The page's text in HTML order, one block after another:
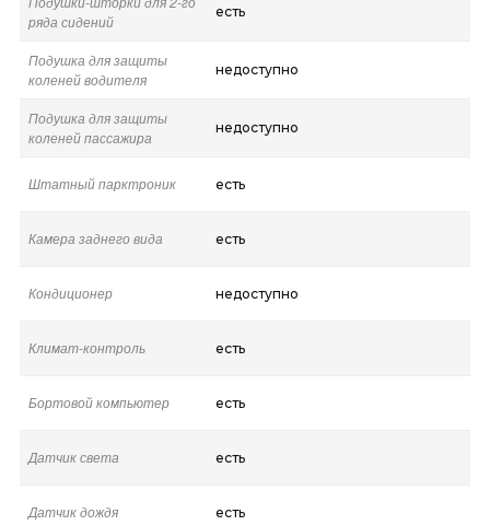
ряда сидений
есть
Подушка для защиты
коленей водителя
недоступно
Подушка для защиты
коленей пассажира
недоступно
Штатный парктроник есть
Камера заднего вида есть
Кондиционер недоступно
Климат-контроль есть
Бортовой компьютер есть
Датчик света есть
Датчик дождя есть